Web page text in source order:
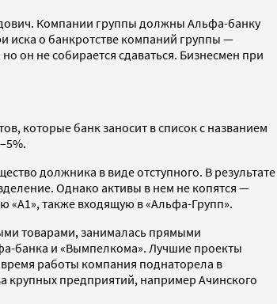
Компании группы должны Альфа-банку
иска о банкротстве компаний группы —
он не собирается сдаваться. Бизнесмен при
которые банк заносит в список с названием
должника в виде отступного. В результате
Однако активы в нем не копятся —
также входящую в «Альфа-Групп».
товарами, занималась прямыми
банка и «Вымпелкома». Лучшие проекты
работы компания поднаторела в
крупных предприятий, например Ачинского